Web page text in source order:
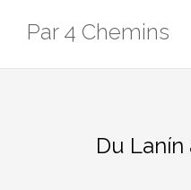
Par 4 Chemins
Du